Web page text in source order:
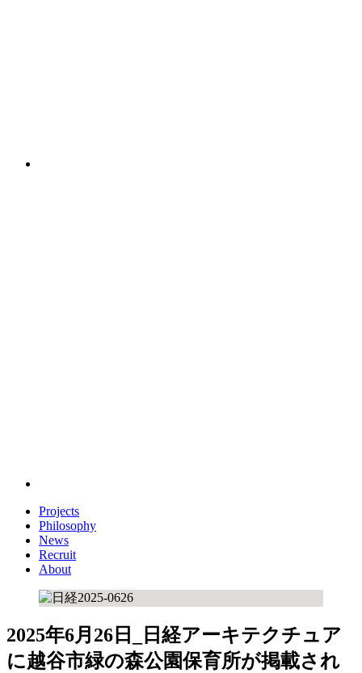
Projects
Philosophy
News
Recruit
About
2025年6月26日_日経アーキテクチュア
に越谷市緑の森公園保育所が掲載され